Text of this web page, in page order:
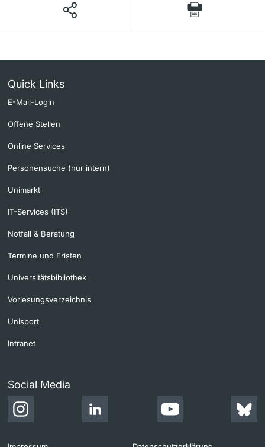
Quick Links
E-Mail-Login
Offene Stellen
Online Services
Personensuche (nur intern)
Unimarkt
IT-Services (ITS)
Notfall & Beratung
Termine und Fristen
Universitätsbibliothek
Vorlesungsverzeichnis
Unisport
Intranet
Social Media